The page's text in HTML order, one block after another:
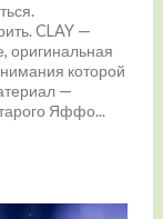
CLAY —
оригинальная
которой
—
Яффо...